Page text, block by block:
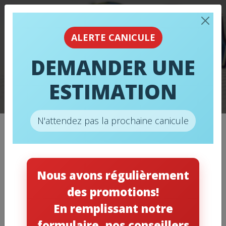
CHAUFFAGE ET
CLIMATISATION AU
TRAVAIL
Catégories
(11)
Climatisation(12)
ALERTE CANICULE
DEMANDER UNE
ESTIMATION
N'attendez pas la prochaine canicule
Nous avons régulièrement
des promotions!
En remplissant notre